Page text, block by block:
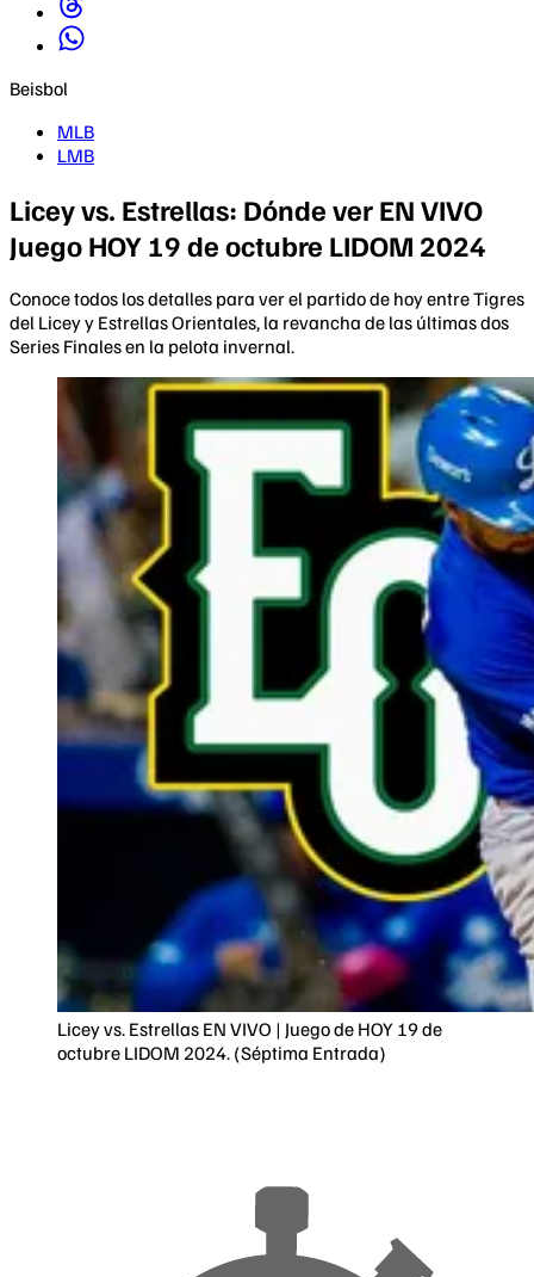
Beisbol
MLB
LMB
Licey vs. Estrellas: Dónde ver EN VIVO
Juego HOY 19 de octubre LIDOM 2024
Conoce todos los detalles para ver el partido de hoy entre Tigres
del Licey y Estrellas Orientales, la revancha de las últimas dos
Series Finales en la pelota invernal.
Licey vs. Estrellas EN VIVO | Juego de HOY 19 de
octubre LIDOM 2024. (Séptima Entrada)